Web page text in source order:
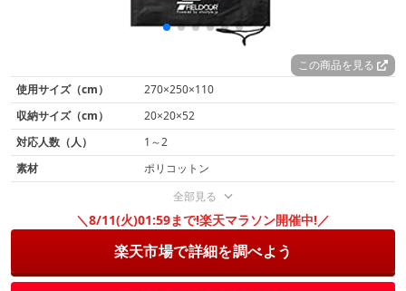
この商品を見る
使用サイズ（cm）
270×250×110
収納サイズ（cm）
20×20×52
対応人数（人）
1～2
素材
ポリコットン
全部見る
＼8/11(火)01:59まで!楽天マラソン開催中!／
楽天市場で詳細を調べよう